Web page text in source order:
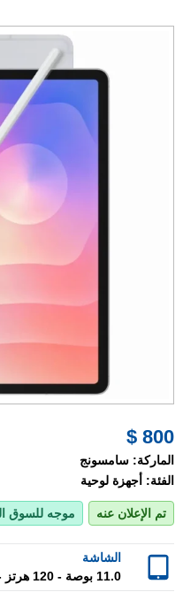
800 $
الماركة: سامسونج
الفئة: أجهزة لوحية
تم الإعلان عنه موجه للسوق
الشاشة
11.0 بوصة - 120 هرتز - Dynamic AMOLED 2X